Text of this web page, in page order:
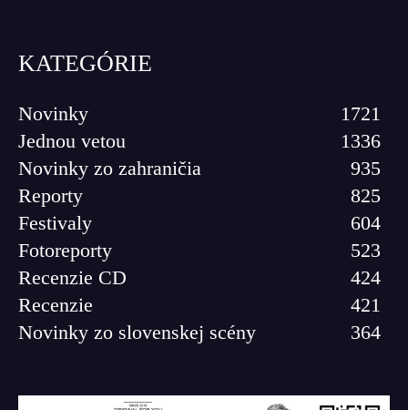
KATEGÓRIE
Novinky
1721
Jednou vetou
1336
Novinky zo zahraničia
935
Reporty
825
Festivaly
604
Fotoreporty
523
Recenzie CD
424
Recenzie
421
Novinky zo slovenskej scény
364